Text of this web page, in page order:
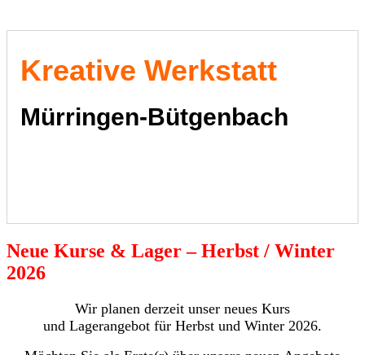
​​​​​Kreative Werkstatt
Mürringen-Bütgenbach
Neue Kurse & Lager – Herbst / Winter
2026
Wir planen derzeit unser neues Kurs
und Lagerangebot für Herbst und Winter 2026.